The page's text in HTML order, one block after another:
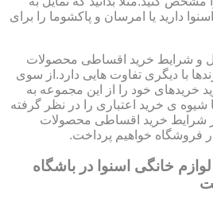
دارید یا امرسان و پاکشوما را برای
و شرایط خرید اقساطی محصولات
با دیگری تفاوت هایی دارد.از سوی
خریدهای خود را از این مجموعه به
ی خرید اعتباری را در نظر گرفته
شرایط خرید اقساطی محصولات
فروشگاه خواهیم پرداخت.
خانگی اسنوا در باشگاه